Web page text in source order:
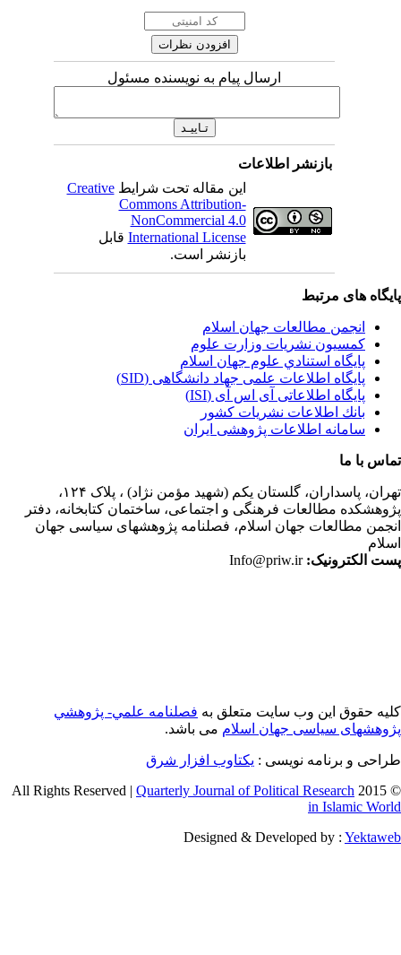
ارسال پیام به نویسنده مسئول
بازنشر اطلاعات
این مقاله تحت شرایطCreative
Commons Attribution-
NonCommercial 4.0
International Licenseقابل
بازنشر است.
های مرتبط
انجمن مطالعات جهان اسلام
کمسیون نشریات وزارت علوم
پايگاه استنادي علوم جهان اسلام
پایگاه اطلاعات علمی جهاد دانشگاهی (SID)
پایگاه اطلاعاتی آی اس آی (ISI)
بانك اطلاعات نشريات كشور
سامانه اطلاعات پژوهشی ایران
با ما
پاسداران، گلستان یکم (شهید مؤمن نژاد) ، پلاک ۱۲۴،
مطالعات فرهنگی و اجتماعی، ساختمان کتابخانه، دفتر
مطالعات جهان اسلام، فصلنامه پژوهشهای سیاسی جهان
الکترونیک:Info@priw.ir
حقوق این وب سایت متعلق بهفصلنامه علمي- پژوهشي
سیاسی جهان اسلاممی باشد.
و برنامه نویسی : یکتاوب افزار شرق
©
Quarterly Journal of Political Research
in Islamic
Designed & Developed by :